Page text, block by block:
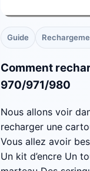
Guide
Comment
970/971/980
Nous allons voir
recharger une
Vous allez avoir
Un kit d’encre Un